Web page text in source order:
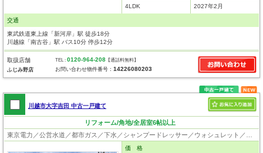
4LDK 2027年2月
交通
東武鉄道東上線「新河岸」駅 徒歩18分
川越線「南古谷」駅 バス10分 停歩12分
取扱店舗
ふじみ野店
TEL :0120-964-208 【通話料無料】
お問い合わせ物件番号：14226080203
川越市大字吉田 中古一戸建て
リフォーム/角地/全居室6帖以上
東京電力／公営水道／都市ガス／下水／シャンプードレッサー／ウォシュレット／システムキッチン／出窓／フローリング
価 格